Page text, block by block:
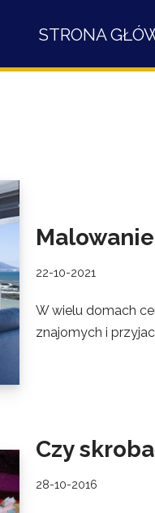
STRONA
22-10-2021
W wielu domach
znajomych i
Czy
28-10-2016